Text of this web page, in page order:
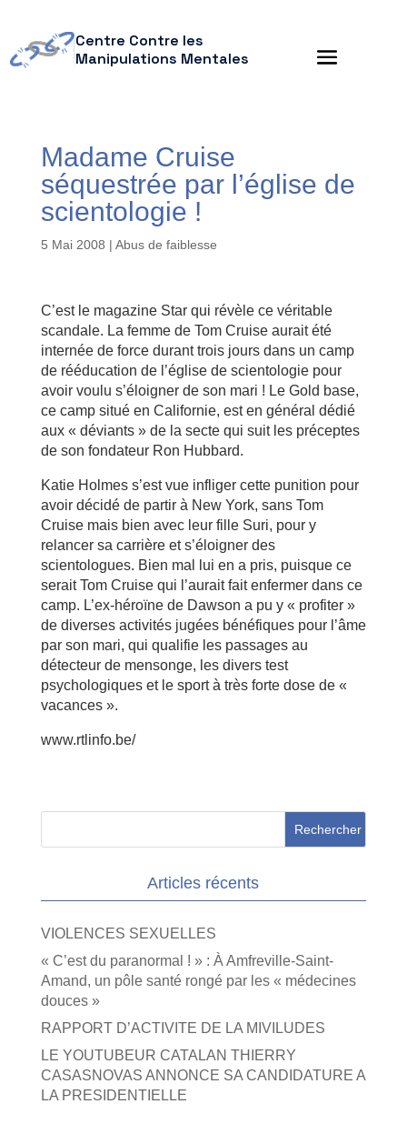
Centre Contre les
Manipulations Mentales
Madame Cruise
séquestrée par l’église de
scientologie !
5 Mai 2008 | Abus de faiblesse
C’est le magazine Star qui révèle ce véritable
scandale. La femme de Tom Cruise aurait été
internée de force durant trois jours dans un camp
de rééducation de l’église de scientologie pour
avoir voulu s’éloigner de son mari ! Le Gold base,
ce camp situé en Californie, est en général dédié
aux « déviants » de la secte qui suit les préceptes
de son fondateur Ron Hubbard.
Katie Holmes s’est vue infliger cette punition pour
avoir décidé de partir à New York, sans Tom
Cruise mais bien avec leur fille Suri, pour y
relancer sa carrière et s’éloigner des
scientologues. Bien mal lui en a pris, puisque ce
serait Tom Cruise qui l’aurait fait enfermer dans ce
camp. L’ex-héroïne de Dawson a pu y « profiter »
de diverses activités jugées bénéfiques pour l’âme
par son mari, qui qualifie les passages au
détecteur de mensonge, les divers test
psychologiques et le sport à très forte dose de «
vacances ».
www.rtlinfo.be/
Articles récents
VIOLENCES SEXUELLES
« C’est du paranormal ! » : À Amfreville-Saint-
Amand, un pôle santé rongé par les « médecines
douces »
RAPPORT D’ACTIVITE DE LA MIVILUDES
LE YOUTUBEUR CATALAN THIERRY
CASASNOVAS ANNONCE SA CANDIDATURE A
LA PRESIDENTIELLE